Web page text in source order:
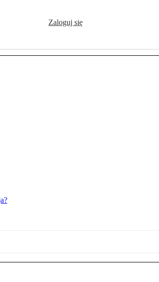
Zaloguj się